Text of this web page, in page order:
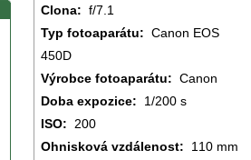
Clona: f/7.1
Typ fotoaparátu:
450D
Výrobce fotoaparátu: Canon
Doba expozice:
1/200 s
ISO:
200
Ohnisková vzdálenost:
110 mm